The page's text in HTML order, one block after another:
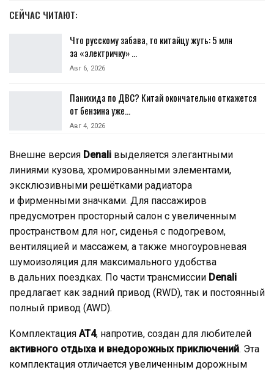
СЕЙЧАС ЧИТАЮТ:
Что русскому забава, то китайцу жуть: 5 млн
за «электричку» …
Авг 6, 2026
Панихида по ДВС? Китай окончательно откажется
от бензина уже…
Авг 4, 2026
Внешне версия Denali выделяется элегантными
линиями кузова, хромированными элементами,
эксклюзивными решётками радиатора
и фирменными значками. Для пассажиров
предусмотрен просторный салон с увеличенным
пространством для ног, сиденья с подогревом,
вентиляцией и массажем, а также многоуровневая
шумоизоляция для максимального удобства
в дальних поездках. По части трансмиссии Denali
предлагает как задний привод (RWD), так и постоянный
полный привод (AWD).
Комплектация AT4, напротив, создан для любителей
активного отдыха и внедорожных приключений. Эта
комплектация отличается увеличенным дорожным